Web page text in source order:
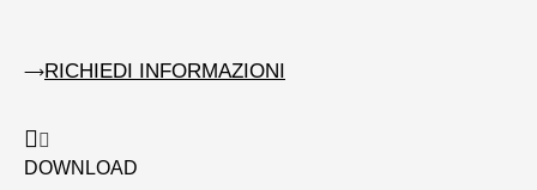
RICHIEDI INFORMAZIONI
DOWNLOAD